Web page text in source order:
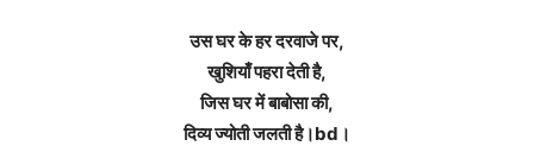
उस घर के हर दरवाजे पर,
खुशियाँ पहरा देती है,
जिस घर में बाबोसा की,
दिव्य ज्योती जलती है।bd।